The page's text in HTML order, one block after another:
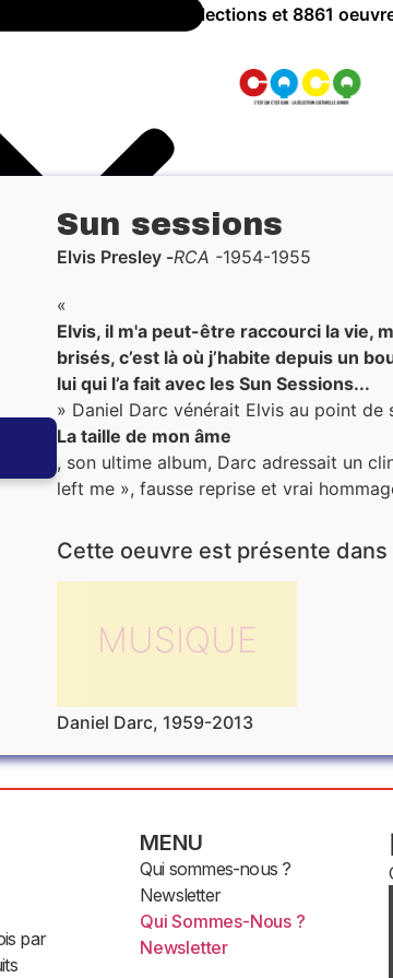
la Culture ! c'est 757 sélections et 8861
NOUS ?
Sun sessions
Elvis Presley RCA 1954-1955
«
Elvis, il m'a peut-être raccourci la vie,
brisés, c’est là où j’habite depuis un
lui qui l’a fait avec les Sun Sessions...
» Daniel Darc vénérait Elvis au point
La taille de mon âme
, son ultime album, Darc adressait un
left me », fausse reprise et vrai
Cette oeuvre est présente dans
MUSIQUE
Daniel Darc, 1959-2013
par
MENU
Qui sommes-nous ?
Newsletter
Qui Sommes-Nous ?
Newsletter